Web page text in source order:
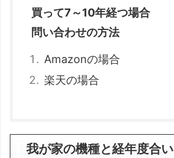
買って7～10年経つ場合
問い合わせの方法
Amazonの場合
楽天の場合
我が家の機種と経年度合い